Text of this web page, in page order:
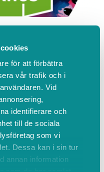
för att förbättra
vår trafik och i
Vid
identifierare och
till de sociala
som vi
Dessa kan i sin tur
annan information
Kontakta oss
kulturhus som